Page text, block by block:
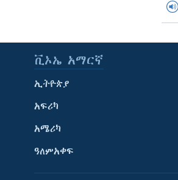
ቪኦኤ አማርኛ
ኢትዮጵያ
አፍሪካ
አሜሪካ
ዓለምአቀፍ